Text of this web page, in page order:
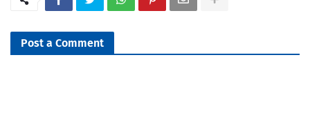
Post a Comment